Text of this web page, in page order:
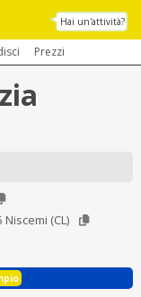
Hai un'attività?
Prezzi
(CL)